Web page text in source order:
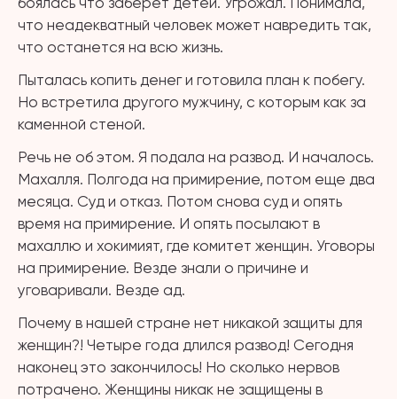
что неадекватный человек может навредить так,
что останется на всю жизнь.
Пыталась копить денег и готовила план к побегу.
Но встретила другого мужчину, с которым как за
каменной стеной.
Речь не об этом. Я подала на развод. И началось.
Махалля. Полгода на примирение, потом еще два
месяца. Суд и отказ. Потом снова суд и опять
время на примирение. И опять посылают в
махаллю и хокимият, где комитет женщин. Уговоры
на примирение. Везде знали о причине и
уговаривали. Везде ад.
Почему в нашей стране нет никакой защиты для
женщин?! Четыре года длился развод! Сегодня
наконец это закончилось! Но сколько нервов
потрачено. Женщины никак не защищены в